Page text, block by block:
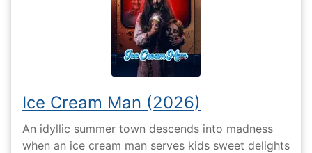
Ice Cream Man (2026)
An idyllic summer town descends into madness
when an ice cream man serves kids sweet delights